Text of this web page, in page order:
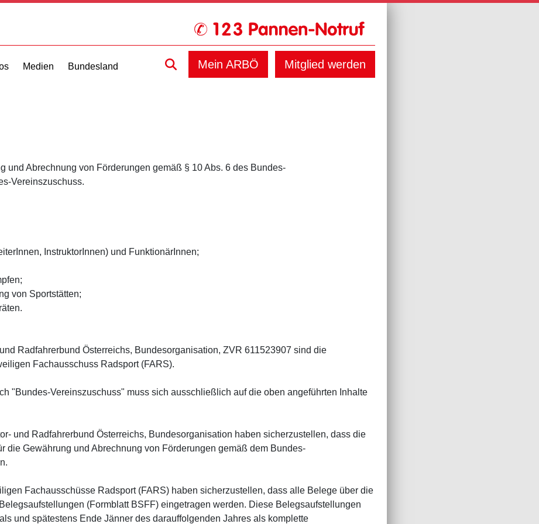
Medien Bundesland Mein ARBÖ Mitglied werden
und Abrechnung von Förderungen gemäß § 10 Abs. 6 des Bundes-
Vereinszuschuss.
InstruktorInnen) und FunktionärInnen;
von Sportstätten;
Radfahrerbund Österreichs, Bundesorganisation, ZVR 611523907 sind die
Fachausschuss Radsport (FARS).
"Bundes-Vereinszuschuss" muss sich ausschließlich auf die oben angeführten Inhalte
und Radfahrerbund Österreichs, Bundesorganisation haben sicherzustellen, dass die
die Gewährung und Abrechnung von Förderungen gemäß dem Bundes-
Fachausschüsse Radsport (FARS) haben sicherzustellen, dass alle Belege über die
(Formblatt BSFF) eingetragen werden. Diese Belegsaufstellungen
und spätestens Ende Jänner des darauffolgenden Jahres als komplette